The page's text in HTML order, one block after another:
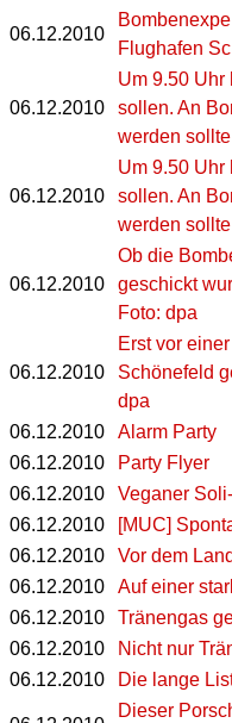
06.12.2010
Flughafen
06.12.2010
Um 9.50 Uhr
sollen. An
werden
06.12.2010
Um 9.50 Uhr
sollen. An
werden
06.12.2010
Ob die
geschickt
Foto: dpa
06.12.2010
Erst vor
Schönefeld
dpa
06.12.2010
Alarm Party
06.12.2010
Party Flyer
06.12.2010
Veganer
06.12.2010
[MUC]
06.12.2010
Vor dem
06.12.2010
Auf einer
06.12.2010
Tränengas
06.12.2010
Nicht nur
06.12.2010 Die lange
Dieser